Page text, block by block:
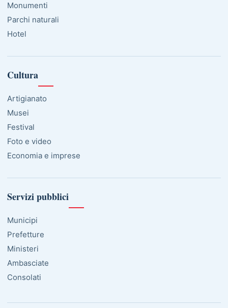
Monumenti
Parchi naturali
Hotel
Cultura
Artigianato
Musei
Festival
Foto e video
Economia e imprese
Servizi pubblici
Municipi
Prefetture
Ministeri
Ambasciate
Consolati